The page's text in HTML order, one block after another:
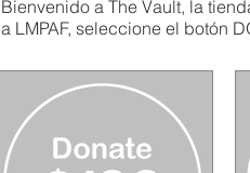
Bienvenido a The Vault, la
a LMPAF, seleccione el botón